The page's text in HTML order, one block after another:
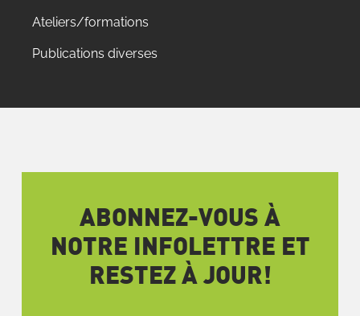
Ateliers/formations
Publications diverses
ABONNEZ-VOUS À
NOTRE INFOLETTRE ET
RESTEZ À JOUR!